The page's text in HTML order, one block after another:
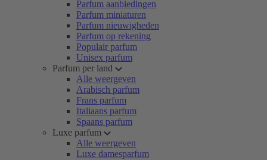
Parfum aanbiedingen
Parfum miniaturen
Parfum nieuwigheden
Parfum op rekening
Populair parfum
Unisex parfum
Parfum per land
Alle weergeven
Arabisch parfum
Frans parfum
Italiaans parfum
Spaans parfum
Luxe parfum
Alle weergeven
Luxe damesparfum